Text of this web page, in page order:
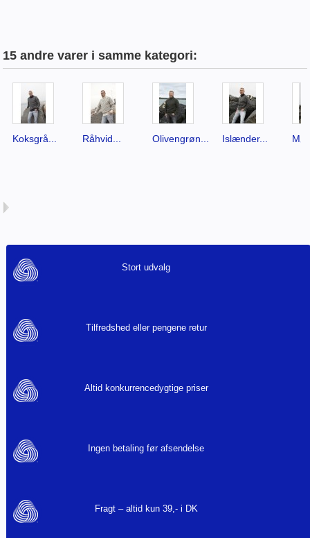
15 andre varer i samme kategori:
Koksgrå... Råhvid... Olivengrøn... Islænder...
Stort udvalg
Tilfredshed eller pengene retur
Altid konkurrencedygtige priser
Ingen betaling før afsendelse
Fragt – altid kun 39,- i DK